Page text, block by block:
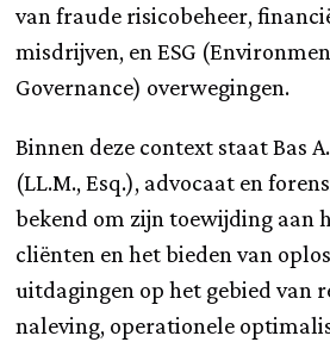
van fraude risicobeheer,
misdrijven, en ESG
Governance) overwegingen.
Binnen deze context staat Bas
(LL.M., Esq.), advocaat en
bekend om zijn toewijding aan
cliënten en het bieden van
uitdagingen op het gebied van
naleving, operationele